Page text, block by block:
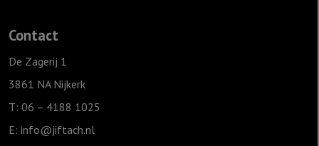
Contact
De Zagerij 1
3861 NA Nijkerk
T: 06 – 4188 1025
E: info@jiftach.nl